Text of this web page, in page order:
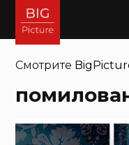
Смотрите